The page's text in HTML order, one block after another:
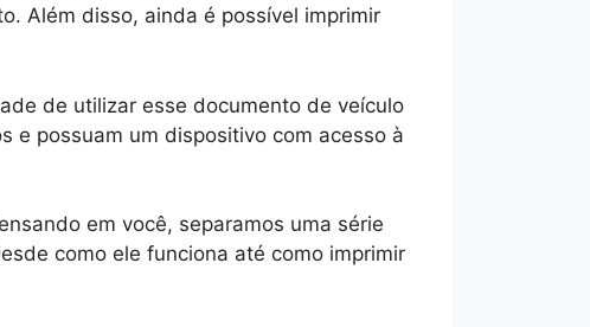
Além disso, ainda é possível imprimir
de utilizar esse documento de veículo
e possuam um dispositivo com acesso à
em você, separamos uma série
como ele funciona até como imprimir